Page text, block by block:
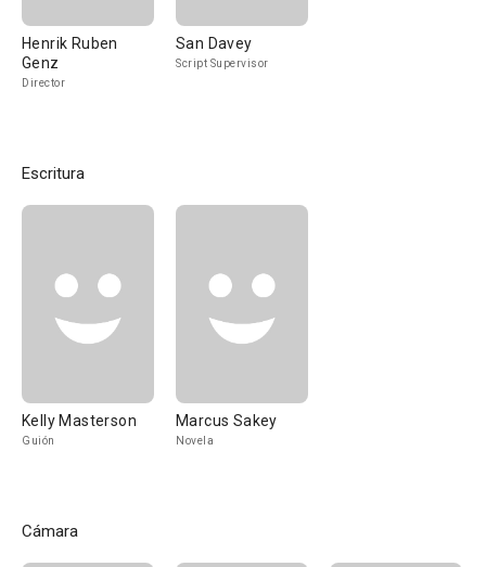
Henrik Ruben
Genz
Director
San Davey
Script Supervisor
Escritura
Kelly Masterson
Guión
Marcus Sakey
Novela
Cámara